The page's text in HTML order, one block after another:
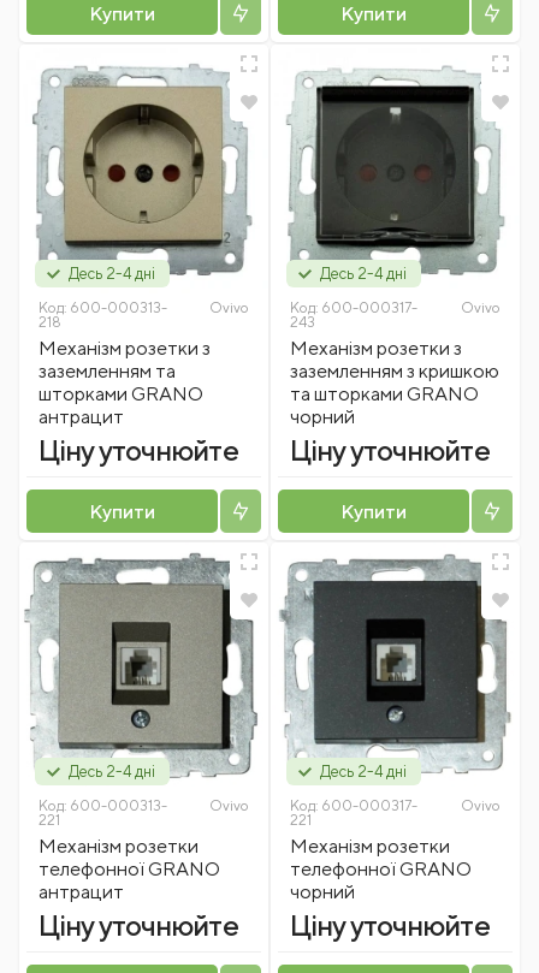
Купити Купити
Десь 2-4 дні
Код: 600-000313-
218
Ovivo
Механізм розетки з
заземленням та
шторками GRANO
антрацит
Ціну уточнюйте
Купити
Десь 2-4 дні
Код: 600-000317-
243
Ovivo
Механізм розетки з
заземленням з кришкою
та шторками GRANO
чорний
Ціну уточнюйте
Купити
Десь 2-4 дні
Код: 600-000313-
221
Ovivo
Механізм розетки
телефонної GRANO
антрацит
Ціну уточнюйте
Десь 2-4 дні
Код: 600-000317-
221
Ovivo
Механізм розетки
телефонної GRANO
чорний
Ціну уточнюйте